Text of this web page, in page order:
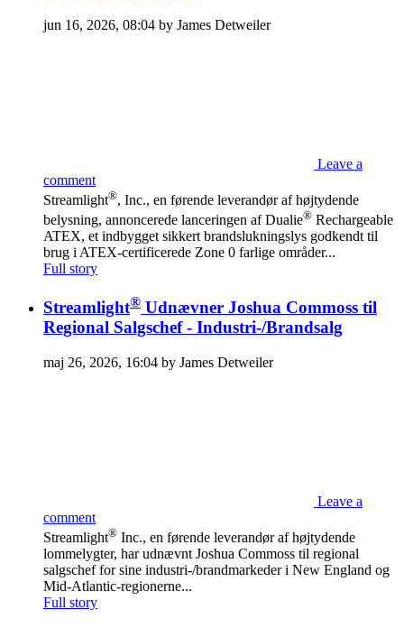
jun 16, 2026, 08:04 by James Detweiler
Leave a
comment
Streamlight®, Inc., en førende leverandør af højtydende
belysning, annoncerede lanceringen af Dualie® Rechargeable
ATEX, et indbygget sikkert brandslukningslys godkendt til
brug i ATEX-certificerede Zone 0 farlige områder...
Full story
Streamlight® Udnævner Joshua Commoss til
Regional Salgschef - Industri-/Brandsalg
maj 26, 2026, 16:04 by James Detweiler
Leave a
comment
Streamlight® Inc., en førende leverandør af højtydende
lommelygter, har udnævnt Joshua Commoss til regional
salgschef for sine industri-/brandmarkeder i New England og
Mid-Atlantic-regionerne...
Full story